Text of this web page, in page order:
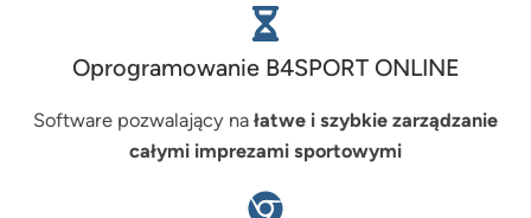
Oprogramowanie B4SPORT ONLINE
Software pozwalający na łatwe i szybkie zarządzanie
całymi imprezami sportowymi